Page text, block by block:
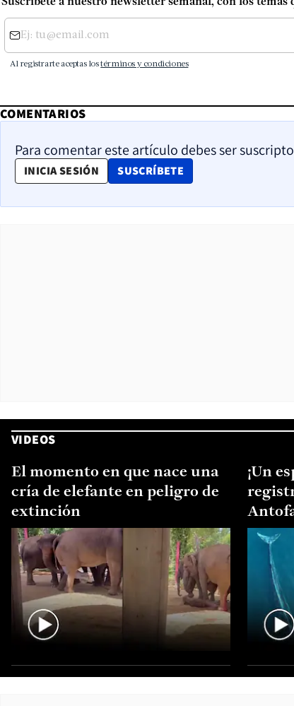
COMENTARIOS
Para comentar este artículo debes ser
INICIA SESIÓN SUSCRÍBETE
OPENS IN NEW WINDOW
VIDEOS
El momento en que nace una
cría de elefante en peligro de
extinción
¡Un